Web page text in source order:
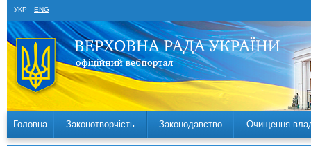
УКР ENG
Головна Законотворчість Законодавство Очищення